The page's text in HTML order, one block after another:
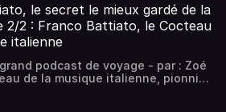
France
le secret le mieux gardé de la
2/2 : Franco Battiato, le Cocteau
italienne
de la musique italienne, pionnier
auteur d’opéras, de musique
new-wave hypra acérée,